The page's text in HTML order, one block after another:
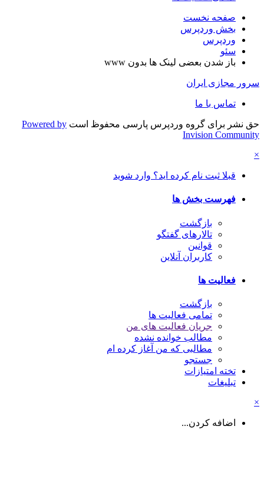
صفحه نخست
بخش وردپرس
وردپرس
سئو
باز شدن بعضی لینک ها بدون www
مجازی ایران
تماس با ما
برای گروه وردپرس پارسی محفوظ است
Powered by
Invision
قبلا ثبت نام کرده اید؟ وارد شوید
فهرست بخش ها
بازگشت
تالارهای گفتگو
قوانین
کاربران آنلاین
فعالیت ها
بازگشت
تمامی فعالیت ها
جریان فعالیت های من
مطالب خوانده نشده
مطالبی که من آغاز کرده ام
جستجو
تخته امتیازات
تبلیغات
اضافه کردن...